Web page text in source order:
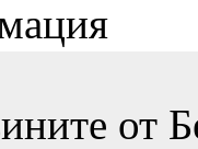
от